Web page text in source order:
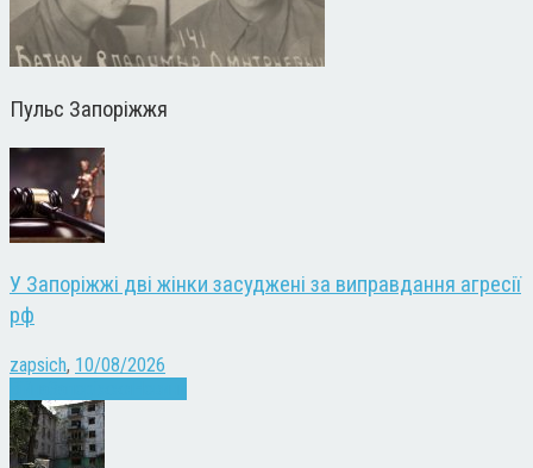
Пульс Запоріжжя
У Запоріжжі дві жінки засуджені за виправдання агресії
рф
zapsich, 10/08/2026